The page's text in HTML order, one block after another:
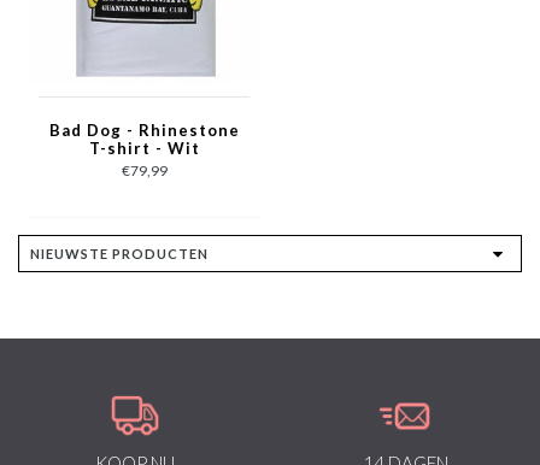
Bad Dog - Rhinestone
T-shirt - Wit
€79,99